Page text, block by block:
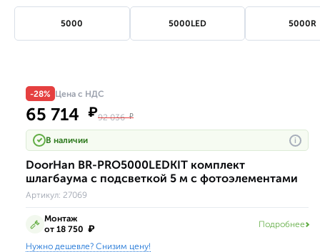
5000 5000LED 5000R
-28% Цена с НДС
65 714 ₽92 036₽
В наличии i
DoorHan BR-PRO5000LEDKIT комплект
шлагбаума с подсветкой 5 м с фотоэлементами
Артикул: 27069
Монтаж
от 18 750 ₽ Подробнее
Нужно дешевле? Снизим цену!